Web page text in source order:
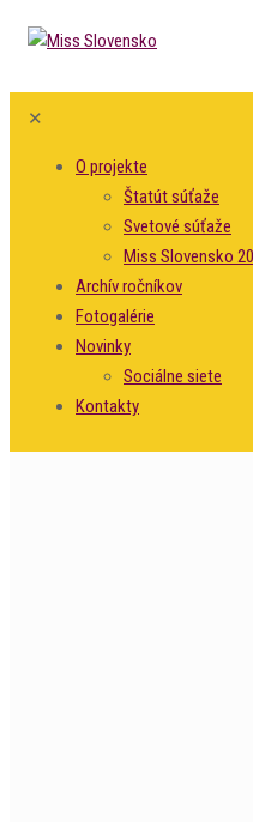
✕
O projekte
Štatút súťaže
Svetové súťaže
Miss Slovensko
Archív ročníkov
Fotogalérie
Novinky
Sociálne siete
Kontakty